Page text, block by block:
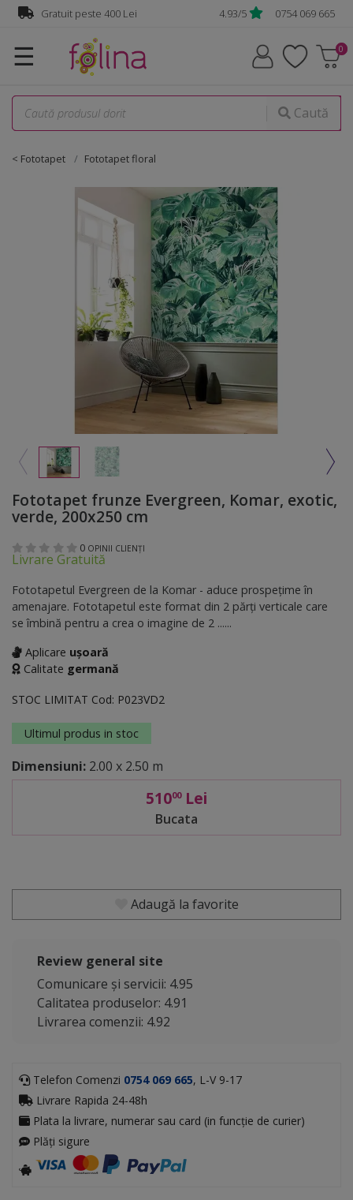
Gratuit peste 400 Lei 4.93/5 0754 069 665
☰
Caută
< Fototapet Fototapet floral
Fototapet frunze Evergreen, Komar, exotic,
verde, 200x250 cm
0 OPINII CLIENȚI
Livrare Gratuită
Fototapetul Evergreen de la Komar - aduce prospeţime în
amenajare. Fototapetul este format din 2 părţi verticale care
se îmbină pentru a crea o imagine de 2 ......
Aplicare ușoară
Calitate germană
STOC LIMITAT Cod: P023VD2
Ultimul produs in stoc
Dimensiuni: 2.00 x 2.50 m
51000Lei
Bucata
Adaugă la favorite
Review general site
Comunicare și servicii: 4.95
Calitatea produselor: 4.91
Livrarea comenzii: 4.92
Telefon Comenzi 0754 069 665, L-V 9-17
Livrare Rapida 24-48h
Plata la livrare, numerar sau card (in funcție de curier)
Plăți sigure